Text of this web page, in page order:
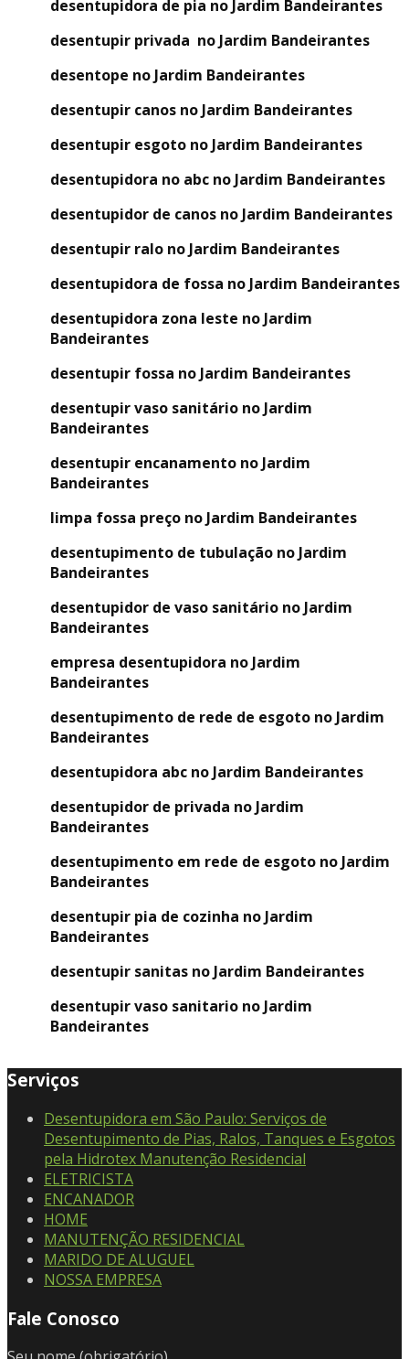
desentupidora de pia no Jardim Bandeirantes
desentupir privada no Jardim Bandeirantes
desentope no Jardim Bandeirantes
desentupir canos no Jardim Bandeirantes
desentupir esgoto no Jardim Bandeirantes
desentupidora no abc no Jardim Bandeirantes
desentupidor de canos no Jardim Bandeirantes
desentupir ralo no Jardim Bandeirantes
desentupidora de fossa no Jardim Bandeirantes
desentupidora zona leste no Jardim
Bandeirantes
desentupir fossa no Jardim Bandeirantes
desentupir vaso sanitário no Jardim
Bandeirantes
desentupir encanamento no Jardim
Bandeirantes
limpa fossa preço no Jardim Bandeirantes
desentupimento de tubulação no Jardim
Bandeirantes
desentupidor de vaso sanitário no Jardim
Bandeirantes
empresa desentupidora no Jardim
Bandeirantes
desentupimento de rede de esgoto no Jardim
Bandeirantes
desentupidora abc no Jardim Bandeirantes
desentupidor de privada no Jardim
Bandeirantes
desentupimento em rede de esgoto no Jardim
Bandeirantes
desentupir pia de cozinha no Jardim
Bandeirantes
desentupir sanitas no Jardim Bandeirantes
desentupir vaso sanitario no Jardim
Bandeirantes
Serviços
Desentupidora em São Paulo: Serviços de
Desentupimento de Pias, Ralos, Tanques e Esgotos
pela Hidrotex Manutenção Residencial
ELETRICISTA
ENCANADOR
HOME
MANUTENÇÃO RESIDENCIAL
MARIDO DE ALUGUEL
NOSSA EMPRESA
Fale Conosco